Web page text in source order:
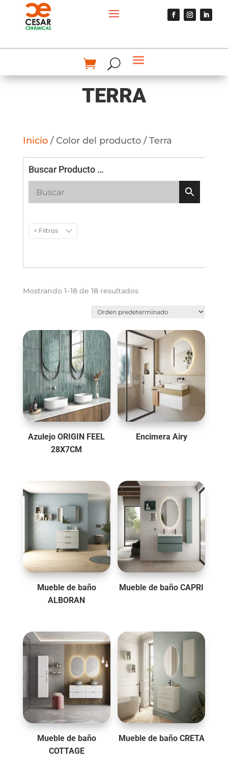
TERRA
Inicio/ Color del producto / Terra
Buscar Producto …
= Filtros
Mostrando 1–18 de 18 resultados
Azulejo ORIGIN FEEL
28X7CM
Encimera Airy
Mueble de baño
ALBORAN
Mueble de baño CAPRI
Mueble de baño
COTTAGE
Mueble de baño CRETA